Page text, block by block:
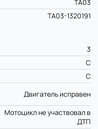
TA03
TA03-1320191
3
C
C
Двигатель исправен
Мотоцикл не участвовал в
ДТП